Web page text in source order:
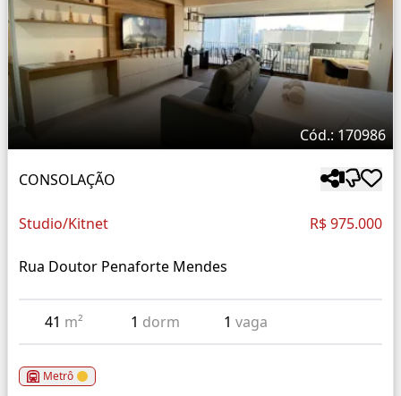
Cód.: 170986
CONSOLAÇÃO
Studio/Kitnet R$ 975.000
Rua Doutor Penaforte Mendes
41 m² 1 dorm 1vaga
Metrô